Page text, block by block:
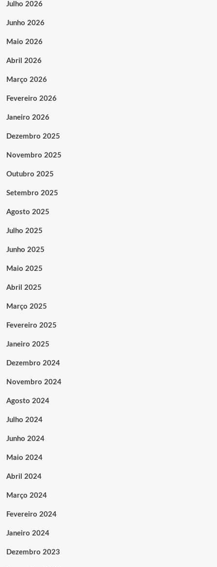
Julho 2026
Junho 2026
Maio 2026
Abril 2026
Março 2026
Fevereiro 2026
Janeiro 2026
Dezembro 2025
Novembro 2025
Outubro 2025
Setembro 2025
Agosto 2025
Julho 2025
Junho 2025
Maio 2025
Abril 2025
Março 2025
Fevereiro 2025
Janeiro 2025
Dezembro 2024
Novembro 2024
Agosto 2024
Julho 2024
Junho 2024
Maio 2024
Abril 2024
Março 2024
Fevereiro 2024
Janeiro 2024
Dezembro 2023